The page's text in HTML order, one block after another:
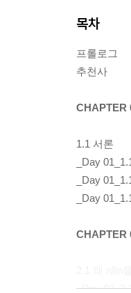
목차
프롤로그
추천사
CHAPTER
1.1 서론
_Day
_Day
_Day
CHAPTER
_Day